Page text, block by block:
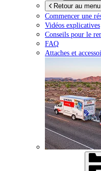
Retour au
Commencer une
Vidéos explicatives
Conseils pour le
FAQ
Attaches et